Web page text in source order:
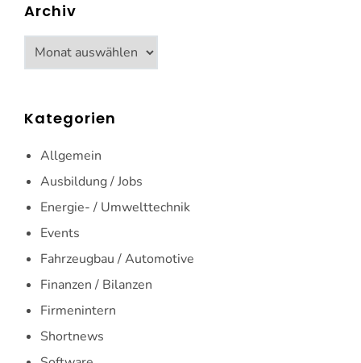
Archiv
Archiv
Kategorien
Allgemein
Ausbildung / Jobs
Energie- / Umwelttechnik
Events
Fahrzeugbau / Automotive
Finanzen / Bilanzen
Firmenintern
Shortnews